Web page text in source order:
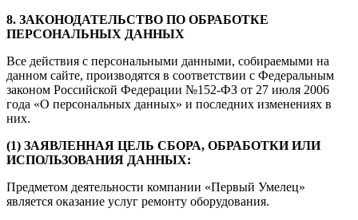
8. ЗАКОНОДАТЕЛЬСТВО ПО ОБРАБОТКЕ
ПЕРСОНАЛЬНЫХ ДАННЫХ
Все действия с персональными данными, собираемыми на
данном сайте, производятся в соответствии с Федеральным
законом Российской Федерации №152-ФЗ от 27 июля 2006
года «О персональных данных» и последних изменениях в
них.
(1) ЗАЯВЛЕННАЯ ЦЕЛЬ СБОРА, ОБРАБОТКИ ИЛИ
ИСПОЛЬЗОВАНИЯ ДАННЫХ:
Предметом деятельности компании «Первый Умелец»
является оказание услуг ремонту оборудования.